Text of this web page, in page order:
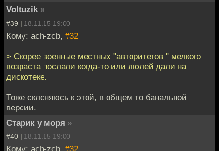
Voltuzik »
#39 | 18.11.15 19:00
Кому: ach-zcb, #32
> Скорее военные местных "авторитетов " мелкого
возраста послали когда-то или люлей дали на
дискотеке.
Тоже склоняюсь к этой, в общем то банальной
версии.
Старик у моря »
#40 | 18.11.15 19:00
Кому: ach-zcb, #32